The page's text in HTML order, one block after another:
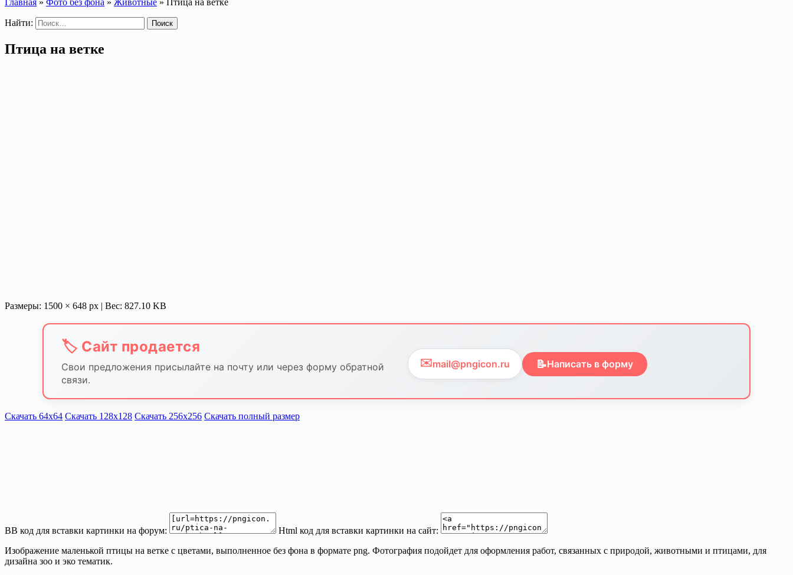
Найти:
Птица на ветке
Размеры: 1500 × 648 px | Вес: 827.10 KB
🏷️ Сайт продается
Свои предложения присылайте на почту или через форму обратной
связи.
✉️mail@pngicon.ru 📝Написать в форму
Скачать 64х64 Скачать 128х128 Скачать 256х256 Скачать полный размер
BB код для вставки картинки на форум:
Html код для вставки картинки на сайт:
Изображение маленькой птицы на ветке с цветами, выполненное без фона в формате png. Фотография подойдет для оформления работ, связанных с природой, животными и птицами, для
дизайна зоо и эко тематик.